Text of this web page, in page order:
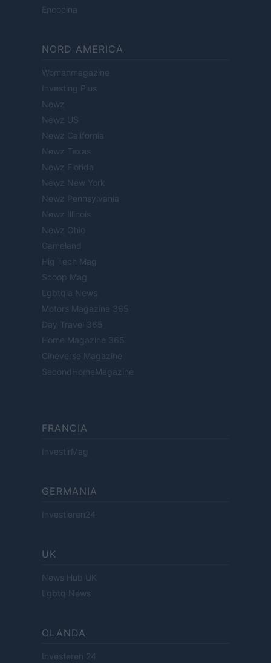
Encocina
NORD AMERICA
Womanmagazine
Investing Plus
Newz
Newz US
Newz California
Newz Texas
Newz Florida
Newz New York
Newz Pennsylvania
Newz Illinois
Newz Ohio
Gameland
Hig Tech Mag
Scoop Mag
Lgbtqia News
Motors Magazine 365
Day Travel 365
Home Magazine 365
Cineverse Magazine
SecondHomeMagazine
FRANCIA
InvestirMag
GERMANIA
Investieren24
UK
News Hub UK
Lgbtq News
OLANDA
Investeren 24